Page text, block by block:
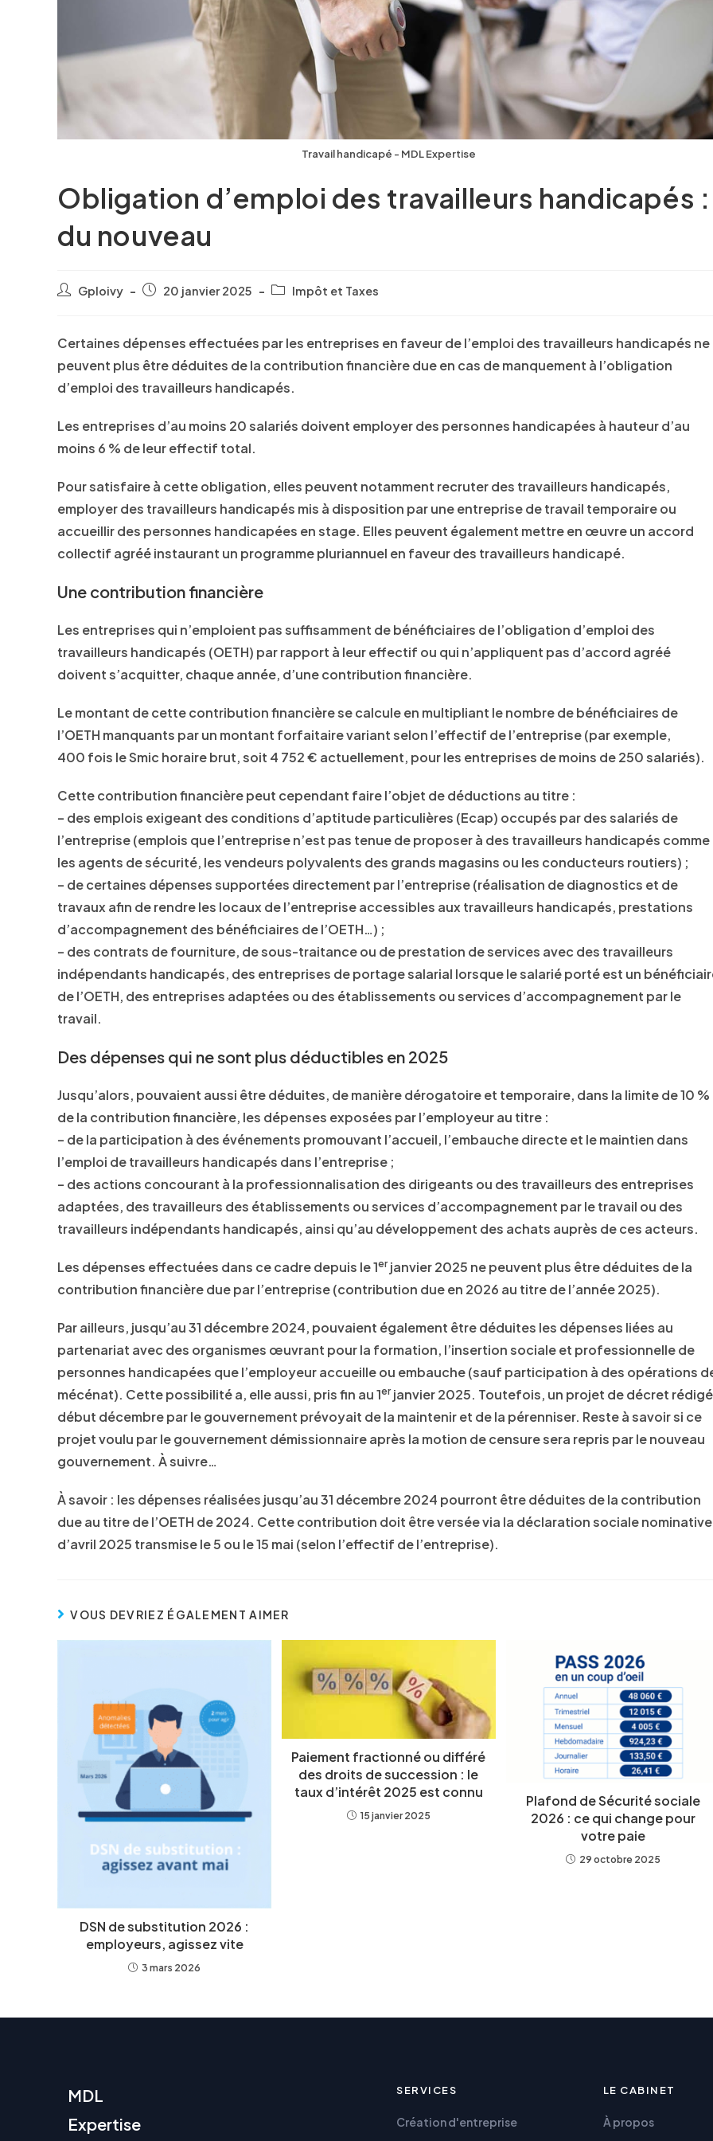
Travail handicapé - MDL Expertise
Obligation d’emploi des travailleurs handicapés :
du nouveau
Gploivy 20 janvier 2025 Impôt et Taxes
Certaines dépenses effectuées par les entreprises en faveur de l’emploi des travailleurs handicapés ne
peuvent plus être déduites de la contribution financière due en cas de manquement à l’obligation
d’emploi des travailleurs handicapés.
Les entreprises d’au moins 20 salariés doivent employer des personnes handicapées à hauteur d’au
moins 6 % de leur effectif total.
Pour satisfaire à cette obligation, elles peuvent notamment recruter des travailleurs handicapés,
employer des travailleurs handicapés mis à disposition par une entreprise de travail temporaire ou
accueillir des personnes handicapées en stage. Elles peuvent également mettre en œuvre un accord
collectif agréé instaurant un programme pluriannuel en faveur des travailleurs handicapé.
Une contribution financière
Les entreprises qui n’emploient pas suffisamment de bénéficiaires de l’obligation d’emploi des
travailleurs handicapés (OETH) par rapport à leur effectif ou qui n’appliquent pas d’accord agréé
doivent s’acquitter, chaque année, d’une contribution financière.
Le montant de cette contribution financière se calcule en multipliant le nombre de bénéficiaires de
l’OETH manquants par un montant forfaitaire variant selon l’effectif de l’entreprise (par exemple,
400 fois le Smic horaire brut, soit 4 752 € actuellement, pour les entreprises de moins de 250 salariés).
Cette contribution financière peut cependant faire l’objet de déductions au titre :
– des emplois exigeant des conditions d’aptitude particulières (Ecap) occupés par des salariés de
l’entreprise (emplois que l’entreprise n’est pas tenue de proposer à des travailleurs handicapés comme
les agents de sécurité, les vendeurs polyvalents des grands magasins ou les conducteurs routiers) ;
– de certaines dépenses supportées directement par l’entreprise (réalisation de diagnostics et de
travaux afin de rendre les locaux de l’entreprise accessibles aux travailleurs handicapés, prestations
d’accompagnement des bénéficiaires de l’OETH…) ;
– des contrats de fourniture, de sous-traitance ou de prestation de services avec des travailleurs
indépendants handicapés, des entreprises de portage salarial lorsque le salarié porté est un
de l’OETH, des entreprises adaptées ou des établissements ou services d’accompagnement par le
travail.
Des dépenses qui ne sont plus déductibles en 2025
Jusqu’alors, pouvaient aussi être déduites, de manière dérogatoire et temporaire, dans la limite de 10 %
de la contribution financière, les dépenses exposées par l’employeur au titre :
– de la participation à des événements promouvant l’accueil, l’embauche directe et le maintien dans
l’emploi de travailleurs handicapés dans l’entreprise ;
– des actions concourant à la professionnalisation des dirigeants ou des travailleurs des entreprises
adaptées, des travailleurs des établissements ou services d’accompagnement par le travail ou des
travailleurs indépendants handicapés, ainsi qu’au développement des achats auprès de ces acteurs.
Les dépenses effectuées dans ce cadre depuis le 1erjanvier 2025 ne peuvent plus être déduites de la
contribution financière due par l’entreprise (contribution due en 2026 au titre de l’année 2025).
Par ailleurs, jusqu’au 31 décembre 2024, pouvaient également être déduites les dépenses liées au
partenariat avec des organismes œuvrant pour la formation, l’insertion sociale et professionnelle de
personnes handicapées que l’employeur accueille ou embauche (sauf participation à des opérations
mécénat). Cette possibilité a, elle aussi, pris fin au 1erjanvier 2025. Toutefois, un projet de décret rédigé
début décembre par le gouvernement prévoyait de la maintenir et de la pérenniser. Reste à savoir si ce
projet voulu par le gouvernement démissionnaire après la motion de censure sera repris par le nouveau
gouvernement. À suivre…
À savoir : les dépenses réalisées jusqu’au 31 décembre 2024 pourront être déduites de la contribution
due au titre de l’OETH de 2024. Cette contribution doit être versée via la déclaration sociale nominative
d’avril 2025 transmise le 5 ou le 15 mai (selon l’effectif de l’entreprise).
VOUS DEVRIEZ ÉGALEMENT AIMER
DSN de substitution 2026 :
employeurs, agissez vite
3 mars 2026
Paiement fractionné ou différé
des droits de succession : le
taux d’intérêt 2025 est connu
15 janvier 2025
Plafond de Sécurité sociale
2026 : ce qui change pour
votre paie
29 octobre 2025
MDL
Expertise
SERVICES
Création d'entreprise
LE CABINET
À propos